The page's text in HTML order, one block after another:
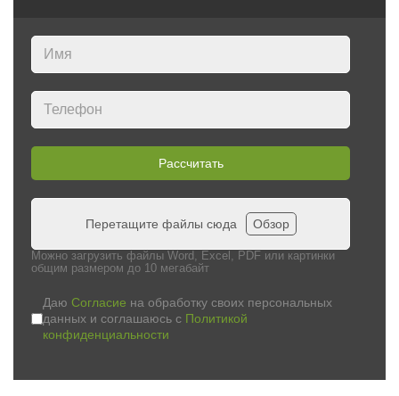
Рассчитать
Перетащите файлы сюда Обзор
Можно загрузить файлы Word, Excel, PDF или картинки
общим размером до 10 мегабайт
Даю Согласие на обработку своих персональных
данных и соглашаюсь с Политикой
конфиденциальности